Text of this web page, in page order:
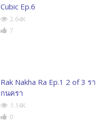
Cubic Ep.6
2.64K
7
Rak Nakha Ra Ep.1 2 of 3 รา
กนครา
1.14K
0